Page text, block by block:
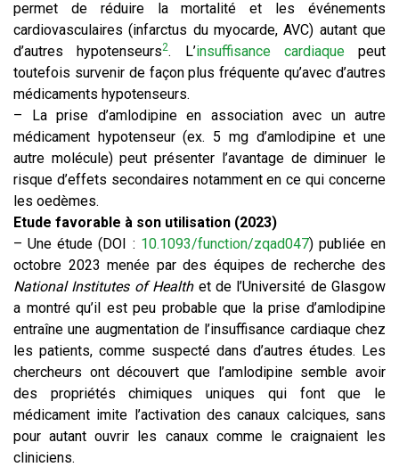
permet de réduire la mortalité et les événements
cardiovasculaires (infarctus du myocarde, AVC) autant que
d’autres hypotenseurs2. L’insuffisance cardiaquepeut
toutefois survenir de façon plus fréquente qu’avec d’autres
médicaments hypotenseurs.
– La prise d’amlodipine en association avec un autre
médicament hypotenseur (ex. 5 mg d’amlodipine et une
autre molécule) peut présenter l’avantage de diminuer le
risque d’effets secondaires notamment en ce qui concerne
les oedèmes.
Etude favorable à son utilisation (2023)
– Une étude (DOI : 10.1093/function/zqad047) publiée en
octobre 2023 menée par des équipes de recherche des
National Institutes of Healthet de l’Université de Glasgow
a montré qu’il est peu probable que la prise d’amlodipine
entraîne une augmentation de l’insuffisance cardiaque chez
les patients, comme suspecté dans d’autres études. Les
chercheurs ont découvert que l’amlodipine semble avoir
des propriétés chimiques uniques qui font que le
médicament imite l’activation des canaux calciques, sans
pour autant ouvrir les canaux comme le craignaient les
cliniciens.